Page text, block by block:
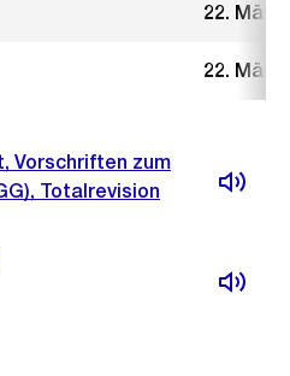
22. März
22. März
Vorschriften zum
Totalrevision